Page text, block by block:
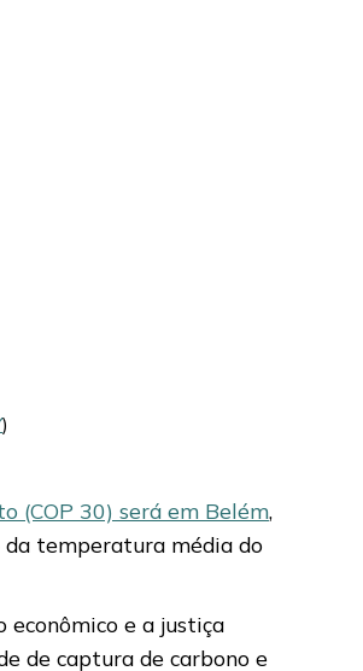
)
(COP 30) será em Belém,
temperatura média do
econômico e a justiça
de captura de carbono e